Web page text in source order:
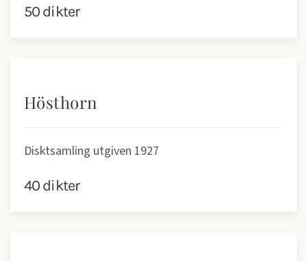
50 dikter
Hösthorn
Disktsamling utgiven 1927
40 dikter